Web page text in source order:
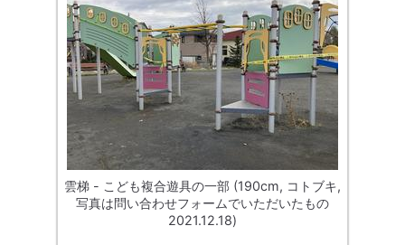
雲梯 - こども複合遊具の一部 (190cm, コトブキ,
写真は問い合わせフォームでいただいたもの
2021.12.18)